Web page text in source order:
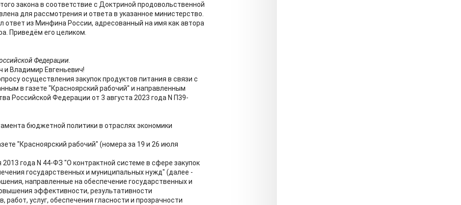
закона в соответствие с Доктриной продовольственной
для рассмотрения и ответа в указанное министерство.
ответ из Минфина России, адресованный на имя как автора
Приведём его целиком.
Федерации.
Владимир Евгеньевич!
осуществления закупок продуктов питания в связи с
в газете "Красноярский рабочий" и направленным
Российской Федерации от 3 августа 2023 года N П39-
бюджетной политики в отраслях экономики
"Красноярский рабочий" (номера за 19 и 26 июля
года N 44-ФЗ "О контрактной системе в сфере закупок
государственных и муниципальных нужд" (далее -
направленные на обеспечение государственных и
эффективности, результативности
работ, услуг, обеспечения гласности и прозрачности